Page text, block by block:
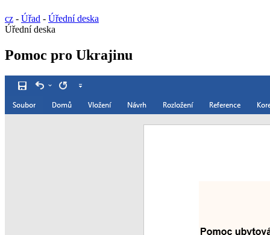
cz - Úřad - Úřední deska
Úřední deska
Pomoc pro Ukrajinu